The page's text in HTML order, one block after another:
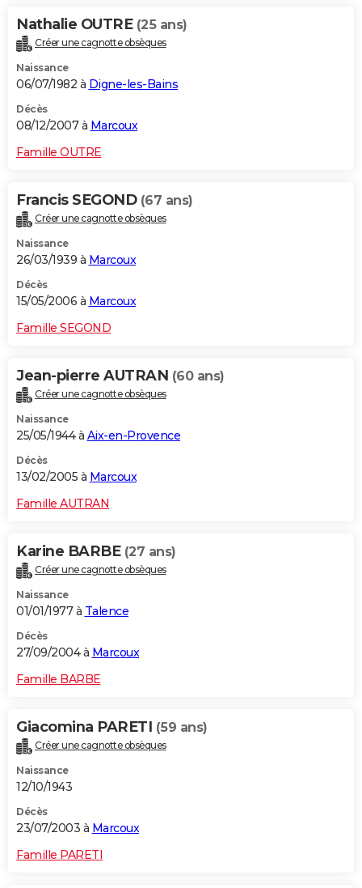
Nathalie OUTRE (25 ans)
Créer une cagnotte obsèques
Naissance
06/07/1982 à Digne-les-Bains
Décès
08/12/2007 à Marcoux
Famille OUTRE
Francis SEGOND (67 ans)
Créer une cagnotte obsèques
Naissance
26/03/1939 à Marcoux
Décès
15/05/2006 à Marcoux
Famille SEGOND
Jean-pierre AUTRAN (60 ans)
Créer une cagnotte obsèques
Naissance
25/05/1944 à Aix-en-Provence
Décès
13/02/2005 à Marcoux
Famille AUTRAN
Karine BARBE (27 ans)
Créer une cagnotte obsèques
Naissance
01/01/1977 à Talence
Décès
27/09/2004 à Marcoux
Famille BARBE
Giacomina PARETI (59 ans)
Créer une cagnotte obsèques
Naissance
12/10/1943
Décès
23/07/2003 à Marcoux
Famille PARETI